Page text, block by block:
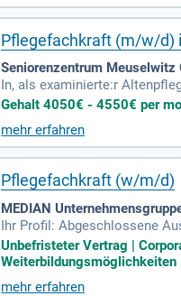
Pflegefachkraft (m/w/d)
Seniorenzentrum
In, als examinierte:r
Gehalt 4050€ - 4550€ per
mehr erfahren
Pflegefachkraft (w/m/d)
MEDIAN
Ihr Profil: Abgeschlossene
erkrankenschwester (m/w/d)
Unbefristeter Vertrag |
mehr erfahren